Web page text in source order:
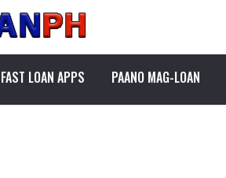
FAST LOAN APPS PAANO MAG-LOAN